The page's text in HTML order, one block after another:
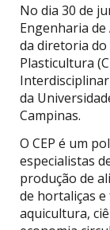
No dia 30 de
Engenharia de
da diretoria do
Plasticultura
da
Campinas.
O CEP é um
especialistas
produção de
de hortaliças
aquicultura,